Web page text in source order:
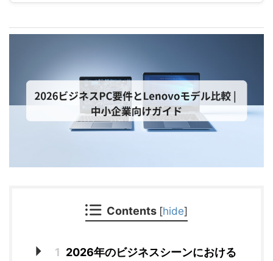
Contents [hide]
1 2026年のビジネスシーンにおける